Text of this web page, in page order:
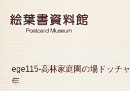
ege115-高林家庭園の場ドッチ
年